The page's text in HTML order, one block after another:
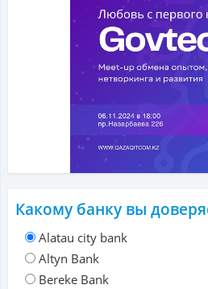
Какому банку вы
Alatau city bank
Altyn Bank
Bereke Bank